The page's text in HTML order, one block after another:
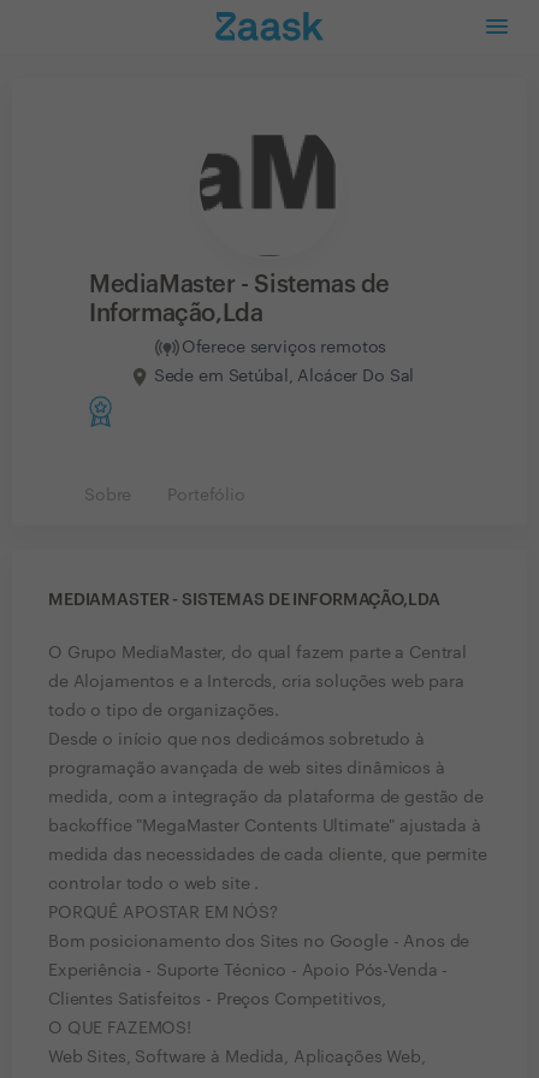
MediaMaster - Sistemas de
Informação,Lda
Oferece serviços remotos
Sede em Setúbal, Alcácer Do Sal
Sobre Portefólio
MEDIAMASTER - SISTEMAS DE INFORMAÇÃO,LDA
O Grupo MediaMaster, do qual fazem parte a Central
de Alojamentos e a Intercds, cria soluções web para
todo o tipo de organizações.
Desde o início que nos dedicámos sobretudo à
programação avançada de web sites dinâmicos à
medida, com a integração da plataforma de gestão de
backoffice "MegaMaster Contents Ultimate" ajustada à
medida das necessidades de cada cliente, que permite
controlar todo o web site .
PORQUÊ APOSTAR EM NÓS?
Bom posicionamento dos Sites no Google - Anos de
Experiência - Suporte Técnico - Apoio Pós-Venda -
Clientes Satisfeitos - Preços Competitivos,
O QUE FAZEMOS!
Web Sites, Software à Medida, Aplicações Web,